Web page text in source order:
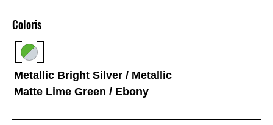
Coloris
Metallic Bright Silver / Metallic
Matte Lime Green / Ebony